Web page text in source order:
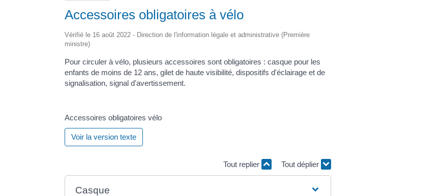
Accessoires obligatoires à vélo
Vérifié le 16 août 2022 - Direction de l'information légale et administrative (Première
ministre)
Pour circuler à vélo, plusieurs accessoires sont obligatoires : casque pour les
enfants de moins de 12 ans, gilet de haute visibilité, dispositifs d'éclairage et de
signalisation, signal d'avertissement.
Accessoires obligatoires vélo
Voir la version texte
Tout replier Tout déplier
Casque